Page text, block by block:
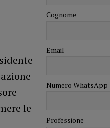
le
Cognome
Email
Numero WhatsApp
Professione